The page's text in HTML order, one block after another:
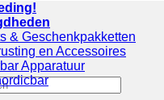
& Geschenkpakketten
en Accessoires
Apparatuur